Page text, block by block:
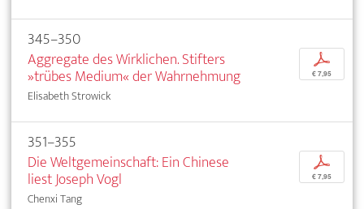
345–350
Aggregate des Wirklichen. Stifters
»trübes Medium« der Wahrnehmung
Elisabeth Strowick
p
€ 7,95
351–355
Die Weltgemeinschaft: Ein Chinese
liest Joseph Vogl
Chenxi Tang
p
€ 7,95